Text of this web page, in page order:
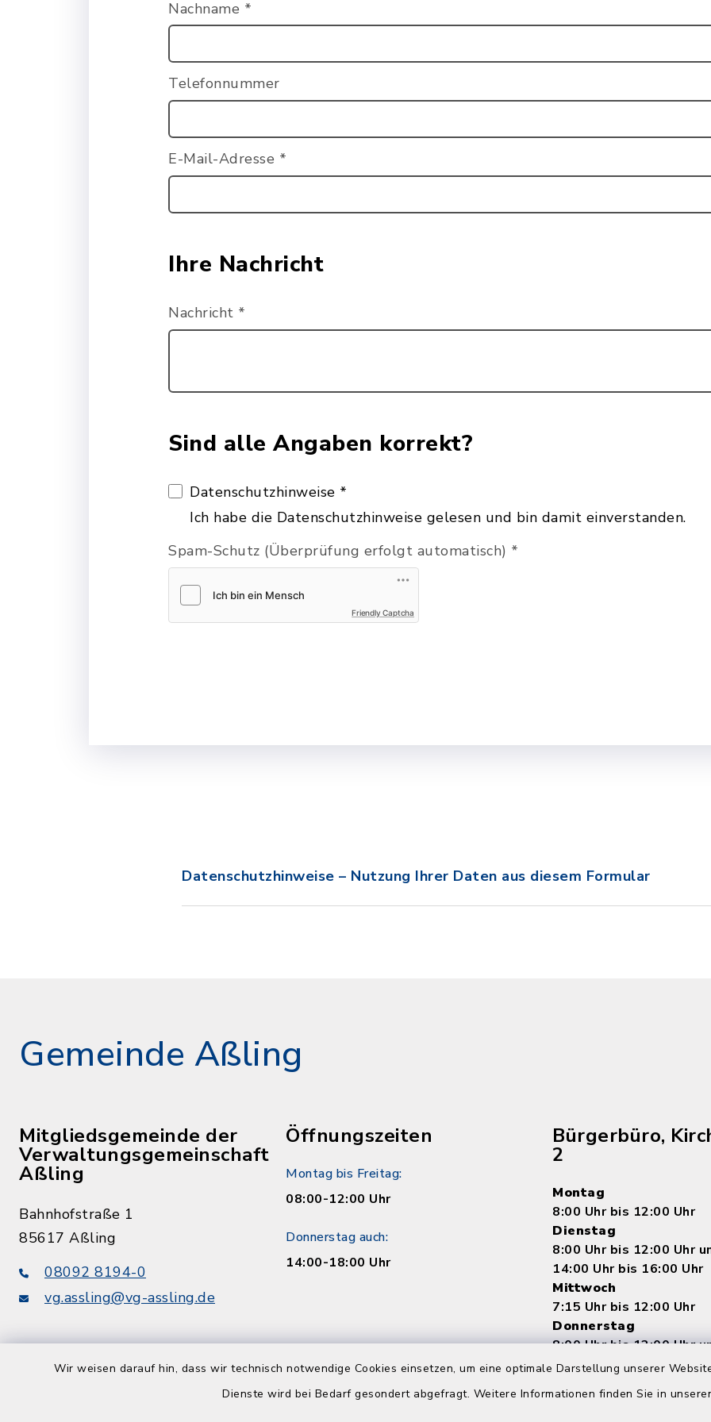
Wir weisen darauf hin, dass wir technisch notwendige Cookies einsetzen, um eine optimale Darstellung unserer
Dienste wird bei Bedarf gesondert abgefragt. Weitere Informationen finden Sie in
Nachname *
Telefonnummer
E-Mail-Adresse *
Ihre Nachricht
Nachricht *
Sind alle Angaben korrekt?
Datenschutzhinweise *
Ich habe die Datenschutzhinweise gelesen und bin damit einverstanden.
Spam-Schutz (Überprüfung erfolgt automatisch) *
Friendly Captcha
Datenschutzhinweise – Nutzung Ihrer Daten aus diesem Formular
Gemeinde Aßling
Mitgliedsgemeinde der
Verwaltungsgemeinschaft
Aßling
Bahnhofstraße 1
85617 Aßling
08092 8194-0
vg.assling@vg-assling.de
Öffnungszeiten
Montag bis Freitag:
08:00-12:00 Uhr
Donnerstag auch:
14:00-18:00 Uhr
Bürgerbüro,
2
Montag
8:00 Uhr bis 12:00 Uhr
Dienstag
8:00 Uhr bis 12:00 Uhr
14:00 Uhr bis 16:00 Uhr
Mittwoch
7:15 Uhr bis 12:00 Uhr
Donnerstag
8:00 Uhr bis 12:00 Uhr
14:00 bis 18:00 Uhr
8:00 Uhr bis 12:00 Uhr